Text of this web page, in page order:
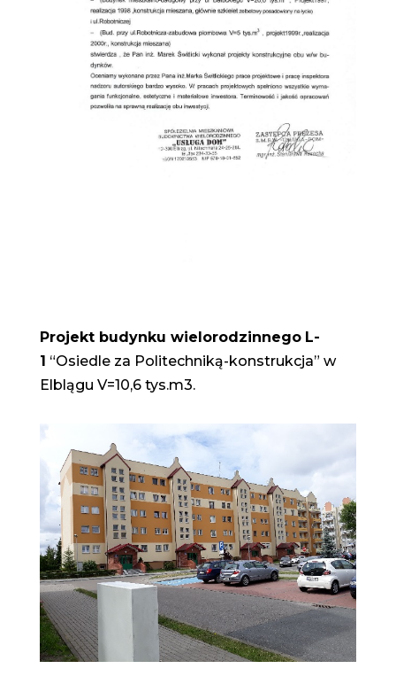
Projekt budynku wielorodzinnego L-
1 “Osiedle za Politechniką-konstrukcja” w
Elblągu V=10,6 tys.m3.